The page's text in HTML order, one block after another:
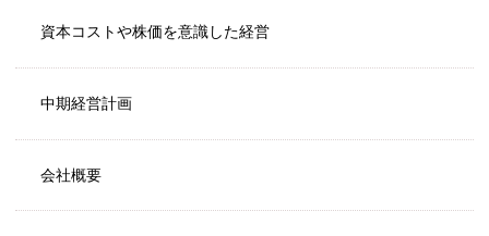
資本コストや株価を意識した経営
中期経営計画
会社概要